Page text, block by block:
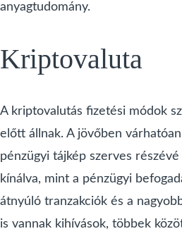
anyagtudomány.
Kriptovaluta
A kriptovalutás fizetési módok
előtt állnak. A jövőben
pénzügyi tájkép szerves
kínálva, mint a pénzügyi
átnyúló tranzakciók és a
is vannak kihívások, többek